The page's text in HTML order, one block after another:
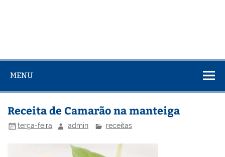
MENU
Receita de Camarão na manteiga
terça-feira admin receitas